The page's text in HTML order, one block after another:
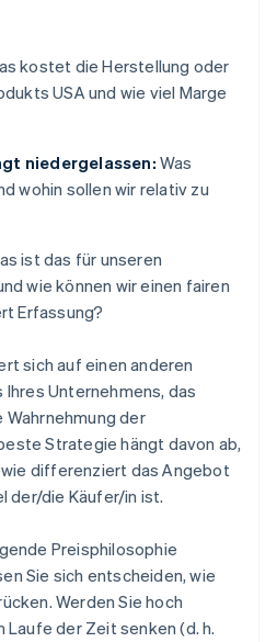
kostet die Herstellung oder
USA und wie viel Marge
niedergelassen: Was
wohin sollen wir relativ zu
ist das für unseren
wie können wir einen fairen
Erfassung?
sich auf einen anderen
Unternehmens, das
der
Strategie hängt davon ab,
differenziert das Angebot
der/die Käufer/in ist.
Preisphilosophie
Sie sich entscheiden, wie
Werden Sie hoch
Laufe der Zeit senken (d. h.